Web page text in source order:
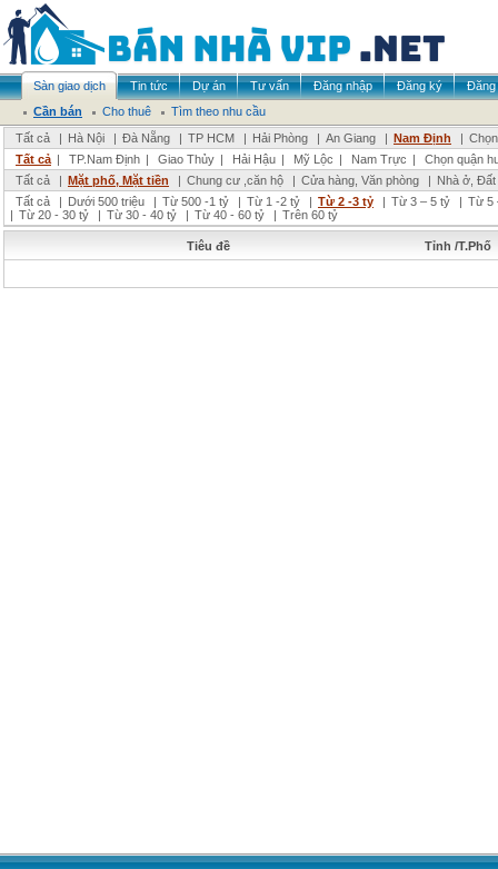
Sàn giao dịch Tin tức Dự án Tư vấn Đăng nhập Đăng ký
Đăng
Cần bán
Cho thuê
Tìm theo nhu cầu
Tất cả
| Hà Nội | Đà Nẵng | TP HCM | Hải Phòng | An Giang | Nam Định |
Tất cả | TP.Nam Định | Giao Thủy | Hải Hậu | Mỹ Lộc | Nam Trực |
Chọn quận
Tất cả
| Mặt phố, Mặt tiền | Chung cư ,căn hộ | Cửa hàng, Văn phòng | Nhà ở,
Tất cả
| Dưới 500 triệu | Từ 500 -1 tỷ | Từ 1 -2 tỷ | Từ 2 -3 tỷ | Từ 3 – 5 tỷ | Từ 5
| Từ 20 - 30 tỷ | Từ 30 - 40 tỷ | Từ 40 - 60 tỷ | Trên 60 tỷ
Tiêu đề Tỉnh /T.Phố